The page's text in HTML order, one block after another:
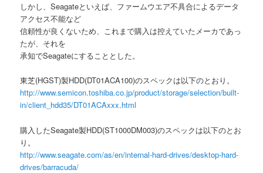
しかし、Seagateといえば、ファームウエア不具合によるデータ
アクセス不能など
信頼性が良くないため、これまで購入は控えていたメーカであっ
たが、それを
承知でSeagateにすることとした。
東芝(HGST)製HDD(DT01ACA100)のスペックは以下のとおり。
http://www.semicon.toshiba.co.jp/product/storage/selection/built-
in/client_hdd35/DT01ACAxxx.html
購入したSeagate製HDD(ST1000DM003)のスペックは以下のとお
り。
http://www.seagate.com/as/en/internal-hard-drives/desktop-hard-
drives/barracuda/